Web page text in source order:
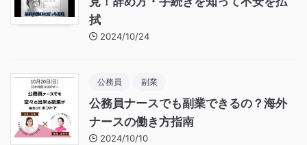
拭
2024/10/24
公務員 副業
公務員ナースでも副業できるの？海外
ナースの働き方指南
2024/10/10